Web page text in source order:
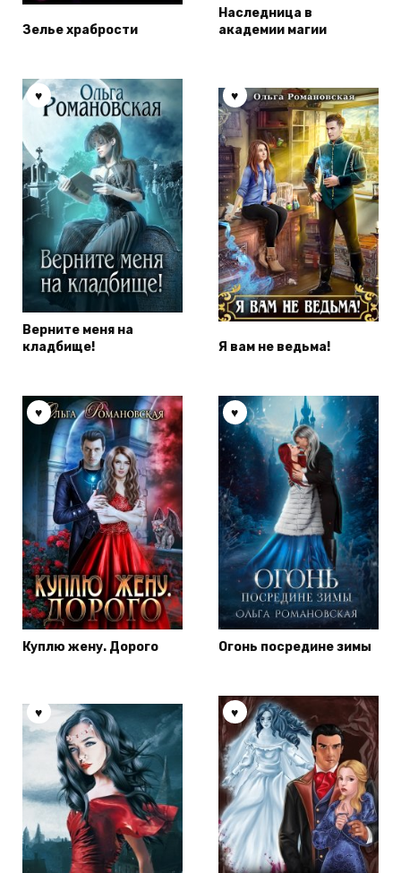
Зелье храбрости
Наследница в
академии магии
Верните меня на
кладбище!
Я вам не ведьма!
Куплю жену. Дорого Огонь посредине зимы